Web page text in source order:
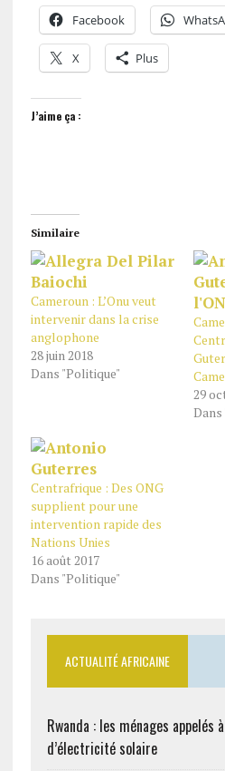
Facebook
X Plus
J’aime ça :
Similaire
Cameroun : L’Onu veut
intervenir dans la crise
anglophone
28 juin 2018
Dans "Politique"
29
Centrafrique : Des ONG
supplient pour une
intervention rapide des
Nations Unies
16 août 2017
Dans "Politique"
ACTUALITÉ AFRICAINE
Rwanda : les ménages appelés
d’électricité solaire